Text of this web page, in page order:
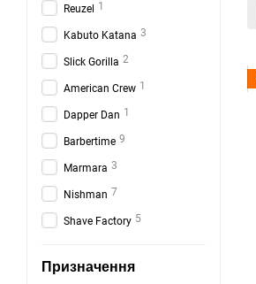
Reuzel 1
Kabuto Katana 3
Slick Gorilla 2
American Crew 1
Dapper Dan 1
Barbertime 9
Marmara 3
Nishman 7
Shave Factory 5
Призначення